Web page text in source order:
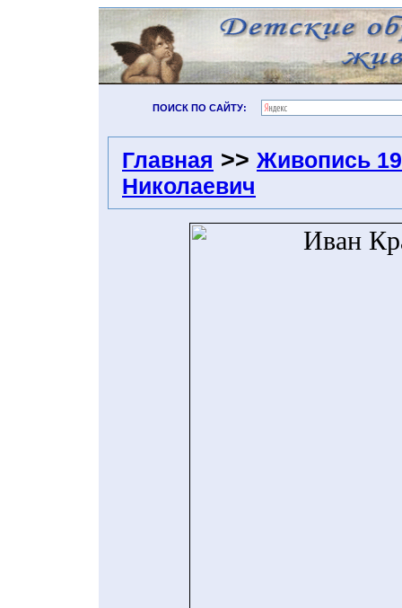
ПОИСК ПО САЙТУ:
Главная >> Живопись
Николаевич